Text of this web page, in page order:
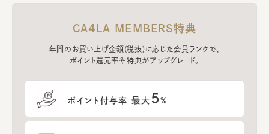
CA4LA MEMBERS特典
年間のお買い上げ金額(税抜)に応じた会員ランクで、
ポイント還元率や特典がアップグレード。
ポイント付与率 最大 5%